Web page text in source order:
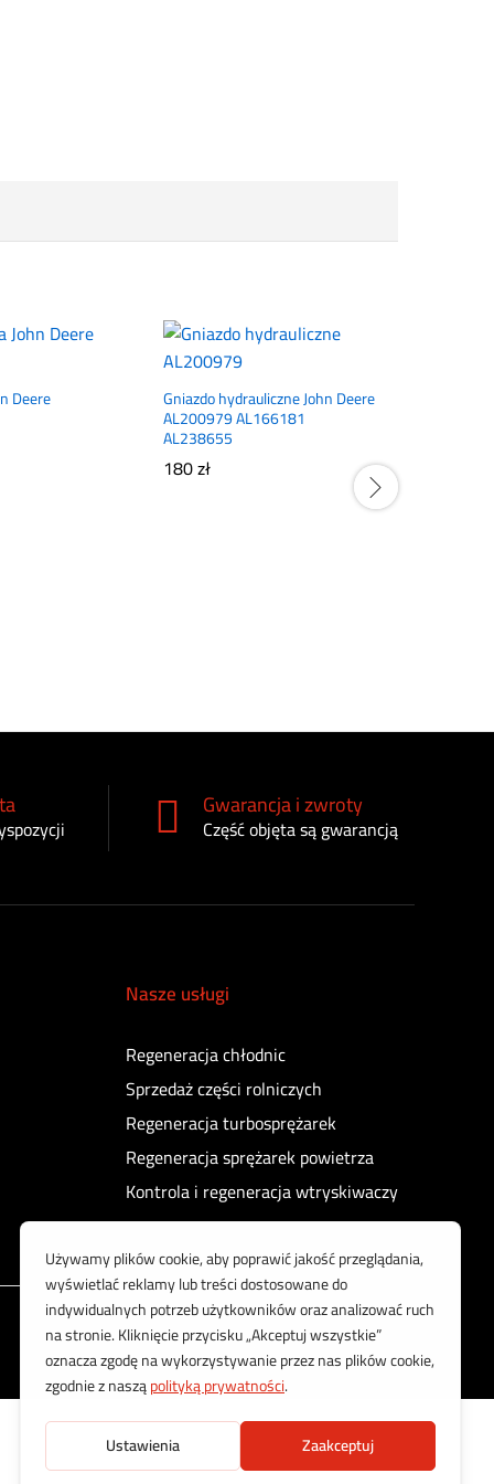
Deere Gniazdo hydrauliczne John Deere
AL200979 AL166181
AL238655
180zł
Gwarancja i zwroty
Część objęta są gwarancją
Nasze usługi
Regeneracja chłodnic
Sprzedaż części rolniczych
Regeneracja turbosprężarek
Regeneracja sprężarek powietrza
Kontrola i regeneracja wtryskiwaczy
Korzystamy z bezpiecznych płatności